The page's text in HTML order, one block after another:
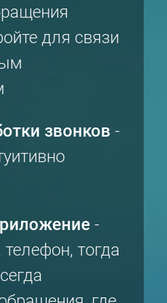
для связи
звонков -
-
тогда